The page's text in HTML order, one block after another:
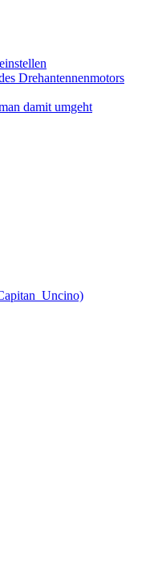
Drehantennenmotors
damit umgeht